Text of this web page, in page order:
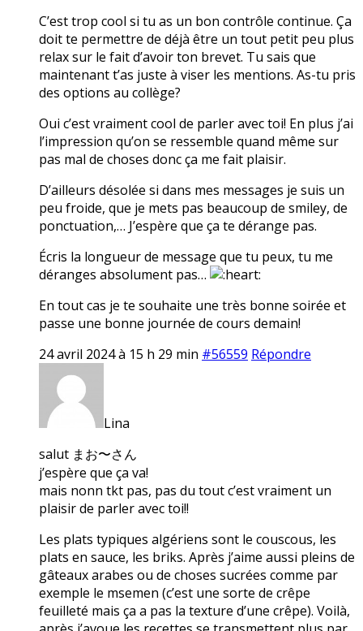
C’est trop cool si tu as un bon contrôle continue. Ça
doit te permettre de déjà être un tout petit peu plus
relax sur le fait d’avoir ton brevet. Tu sais que
maintenant t’as juste à viser les mentions. As-tu pris
des options au collège?
Oui c’est vraiment cool de parler avec toi! En plus j’ai
l’impression qu’on se ressemble quand même sur
pas mal de choses donc ça me fait plaisir.
D’ailleurs désolée si dans mes messages je suis un
peu froide, que je mets pas beaucoup de smiley, de
ponctuation,… J’espère que ça te dérange pas.
Écris la longueur de message que tu peux, tu me
déranges absolument pas…
En tout cas je te souhaite une très bonne soirée et
passe une bonne journée de cours demain!
24 avril 2024 à 15 h 29 min #56559 Répondre
Lina
salut まお〜さん
j’espère que ça va!
mais nonn tkt pas, pas du tout c’est vraiment un
plaisir de parler avec toi!!
Les plats typiques algériens sont le couscous, les
plats en sauce, les briks. Après j’aime aussi pleins de
gâteaux arabes ou de choses sucrées comme par
exemple le msemen (c’est une sorte de crêpe
feuilleté mais ça a pas la texture d’une crêpe). Voilà,